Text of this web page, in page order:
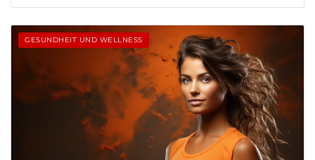
GESUNDHEIT UND WELLNESS